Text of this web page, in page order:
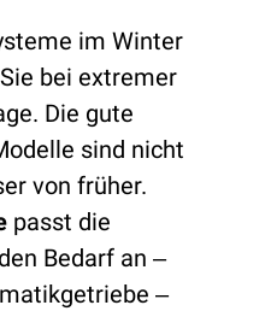
im Winter
bei extremer
Die gute
sind nicht
von früher.
passt die
Bedarf an ‒
‒